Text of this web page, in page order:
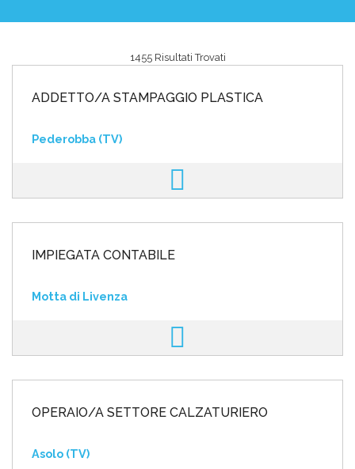
INVIA CV
1455 Risultati Trovati
ADDETTO/A STAMPAGGIO PLASTICA
Pederobba (TV)
IMPIEGATA CONTABILE
Motta di Livenza
OPERAIO/A SETTORE CALZATURIERO
Asolo (TV)